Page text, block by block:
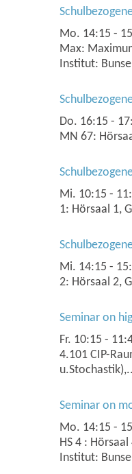
Mo. 14:15 -
Max:
Institut:
Do. 16:15 -
MN 67:
Mi. 10:15 -
1: Hörsaal 1,
Mi. 14:15 -
2: Hörsaal 2,
Seminar on
Fr. 10:15 -
4.101 CIP-
Seminar on
Mo. 14:15 -
HS 4 :
Institut: